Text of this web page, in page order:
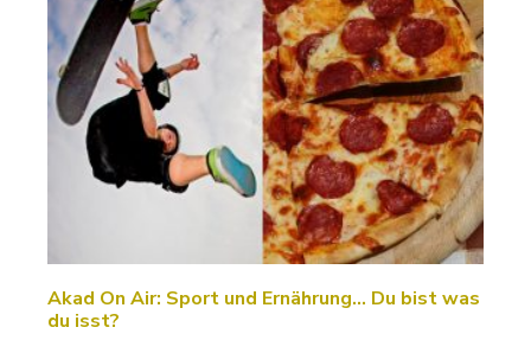
Akad On Air: Sport und Ernährung... Du bist was
du isst?